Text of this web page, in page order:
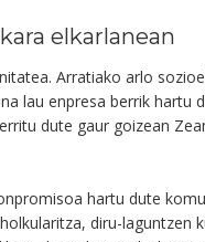
elkarlanean
Arratiako arlo
lau enpresa berrik
dute gaur goizean
hartu dute
diru-